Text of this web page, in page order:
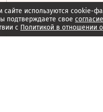
используются cookie-
подтверждаете свое согласие
с Политикой в отношении